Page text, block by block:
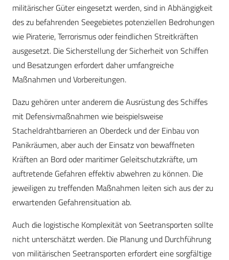
militärischer Güter eingesetzt werden, sind in Abhängigkeit
des zu befahrenden Seegebietes potenziellen Bedrohungen
wie Piraterie, Terrorismus oder feindlichen Streitkräften
ausgesetzt. Die Sicherstellung der Sicherheit von Schiffen
und Besatzungen erfordert daher umfangreiche
Maßnahmen und Vorbereitungen.
Dazu gehören unter anderem die Ausrüstung des Schiffes
mit Defensivmaßnahmen wie beispielsweise
Stacheldrahtbarrieren an Oberdeck und der Einbau von
Panikräumen, aber auch der Einsatz von bewaffneten
Kräften an Bord oder maritimer Geleitschutzkräfte, um
auftretende Gefahren effektiv abwehren zu können. Die
jeweiligen zu treffenden Maßnahmen leiten sich aus der zu
erwartenden Gefahrensituation ab.
Auch die logistische Komplexität von Seetransporten sollte
nicht unterschätzt werden. Die Planung und Durchführung
von militärischen Seetransporten erfordert eine sorgfältige